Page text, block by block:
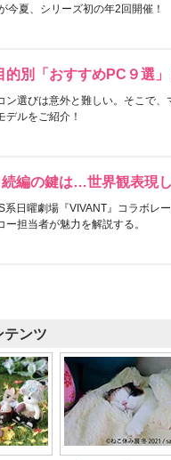
今夏、シリーズ初の年2回開催！
的別「おすすめPC９選」
ン選びは意外と難しい。そこで
デルをご紹介！
続編の鍵は…世界観表現
系日曜劇場『VIVANT』コラボレ
ー担当者が魅力を解説する。
テンツ